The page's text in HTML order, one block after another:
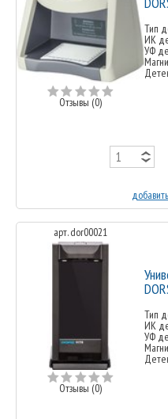
Отзывы (0)
Тип
ИК
УФ
арт. dor00021
Отзывы (0)
Тип
ИК
УФ